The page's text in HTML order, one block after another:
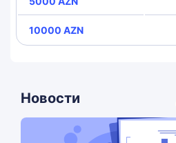
10000 AZN
Новости